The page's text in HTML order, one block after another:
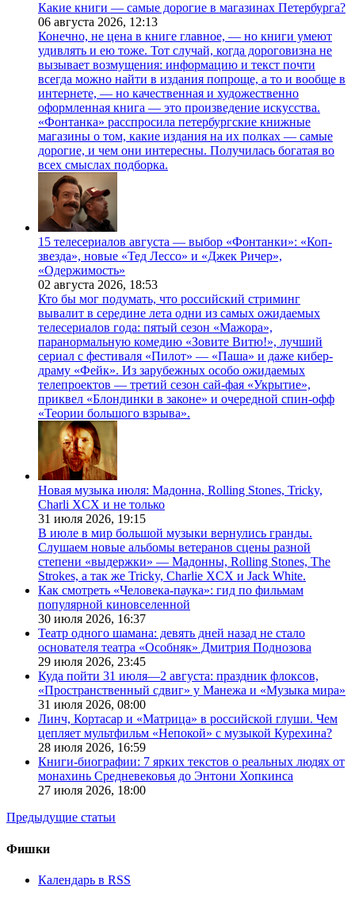
Какие книги — самые дорогие в магазинах Петербурга?
06 августа 2026, 12:13
Конечно, не цена в книге главное, — но книги умеют
удивлять и ею тоже. Тот случай, когда дороговизна не
вызывает возмущения: информацию и текст почти
всегда можно найти в издания попроще, а то и вообще в
интернете, — но качественная и художественно
оформленная книга — это произведение искусства.
«Фонтанка» расспросила петербургские книжные
магазины о том, какие издания на их полках — самые
дорогие, и чем они интересны. Получилась богатая во
всех смыслах подборка.
15 телесериалов августа — выбор «Фонтанки»: «Коп-
звезда», новые «Тед Лессо» и «Джек Ричер»,
«Одержимость»
02 августа 2026, 18:53
Кто бы мог подумать, что российский стриминг
вывалит в середине лета одни из самых ожидаемых
телесериалов года: пятый сезон «Мажора»,
паранормальную комедию «Зовите Витю!», лучший
сериал с фестиваля «Пилот» — «Паша» и даже кибер-
драму «Фейк». Из зарубежных особо ожидаемых
телепроектов — третий сезон сай-фая «Укрытие»,
приквел «Блондинки в законе» и очередной спин-офф
«Теории большого взрыва».
Новая музыка июля: Мадонна, Rolling Stones, Tricky,
Charli XCX и не только
31 июля 2026, 19:15
В июле в мир большой музыки вернулись гранды.
Слушаем новые альбомы ветеранов сцены разной
степени «выдержки» — Мадонны, Rolling Stones, The
Strokes, а так же Tricky, Charlie XCX и Jack White.
Как смотреть «Человека-паука»: гид по фильмам
популярной киновселенной
30 июля 2026, 16:37
Театр одного шамана: девять дней назад не стало
основателя театра «Особняк» Дмитрия Поднозова
29 июля 2026, 23:45
Куда пойти 31 июля—2 августа: праздник флоксов,
«Пространственный сдвиг» у Манежа и «Музыка мира»
31 июля 2026, 08:00
Линч, Кортасар и «Матрица» в российской глуши. Чем
цепляет мультфильм «Непокой» с музыкой Курехина?
28 июля 2026, 16:59
Книги-биографии: 7 ярких текстов о реальных людях от
монахинь Средневековья до Энтони Хопкинса
27 июля 2026, 18:00
Предыдущие статьи
Фишки
Календарь в RSS